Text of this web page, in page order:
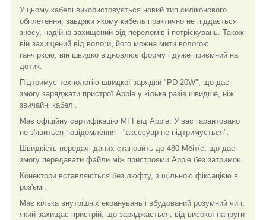
У цьому кабелі використовується новий тип силіконового
обплетення, завдяки якому кабель практично не піддається
зносу, надійно захищений від переломів і потріскувань. Також
він захищений від вологи, його можна мити вологою
ганчіркою, він швидко відновлює форму і дуже приємний на
дотик.
Підтримує технологію швидкої зарядки "PD 20W", що дає
змогу заряджати пристрої Apple у кілька разів швидше, ніж
звичайні кабелі.
Має офіційну сертифікацію MFI від Apple. У вас гарантовано
не з'явиться повідомлення - "аксесуар не підтримується".
Швидкість передачі даних становить до 480 Мбіт/с, що дає
змогу передавати файли між пристроями Apple без затримок.
Конектори вставляються без люфту, з щільною фіксацією в
роз'ємі.
Має кілька внутрішніх екранувань і вбудований розумний чип,
який захищає пристрій, що заряджається, від високої напруги